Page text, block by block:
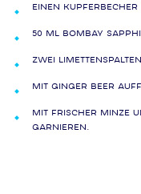
Einen
50 ml Bombay
Zwei
Mit Ginger Beer
Mit frischer Minze
garnieren.